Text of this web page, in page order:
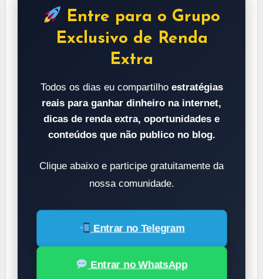
Entre para o Grupo
Exclusivo de Renda
Extra
Todos os dias eu compartilho estratégias
reais para ganhar dinheiro na internet,
dicas de renda extra, oportunidades e
conteúdos que não publico no blog.
Clique abaixo e participe gratuitamente da
nossa comunidade.
Entrar no Telegram
Entrar no WhatsApp